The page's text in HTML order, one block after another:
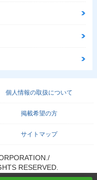
個人情報の取扱について
掲載希望の方
サイトマップ
RESERVED.